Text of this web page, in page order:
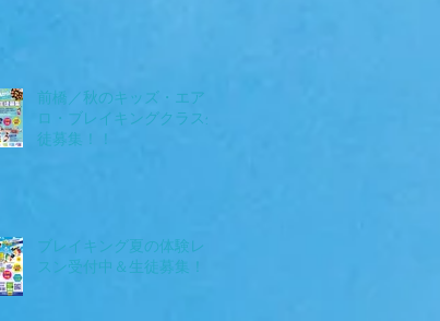
前橋／秋のキッズ・エア
ロ・ブレイキングクラス生
徒募集！！
ブレイキング夏の体験レッ
スン受付中＆生徒募集！！